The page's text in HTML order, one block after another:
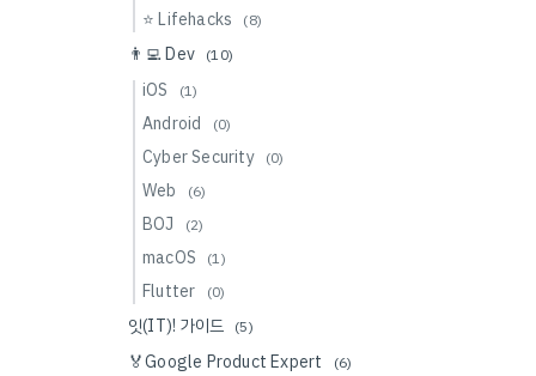
⭐️ Lifehacks (8)
👨‍💻 Dev (10)
iOS (1)
Android (0)
Cyber Security (0)
Web (6)
BOJ (2)
macOS (1)
Flutter (0)
잇(IT)! 가이드 (5)
🏅Google Product Expert (6)